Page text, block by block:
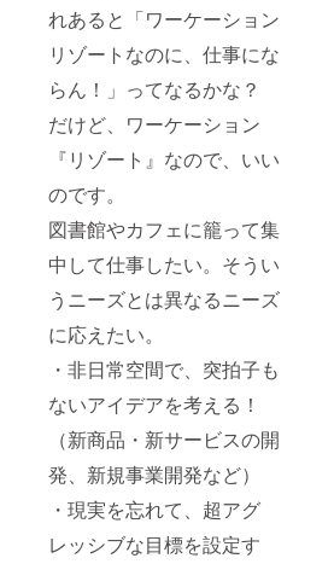
れあると「ワーケーション
リゾートなのに、仕事にな
らん！」ってなるかな？
だけど、ワーケーション
『リゾート』なので、いい
のです。
図書館やカフェに籠って集
中して仕事したい。そうい
うニーズとは異なるニーズ
に応えたい。
・非日常空間で、突拍子も
ないアイデアを考える！
（新商品・新サービスの開
発、新規事業開発など）
・現実を忘れて、超アグ
レッシブな目標を設定す